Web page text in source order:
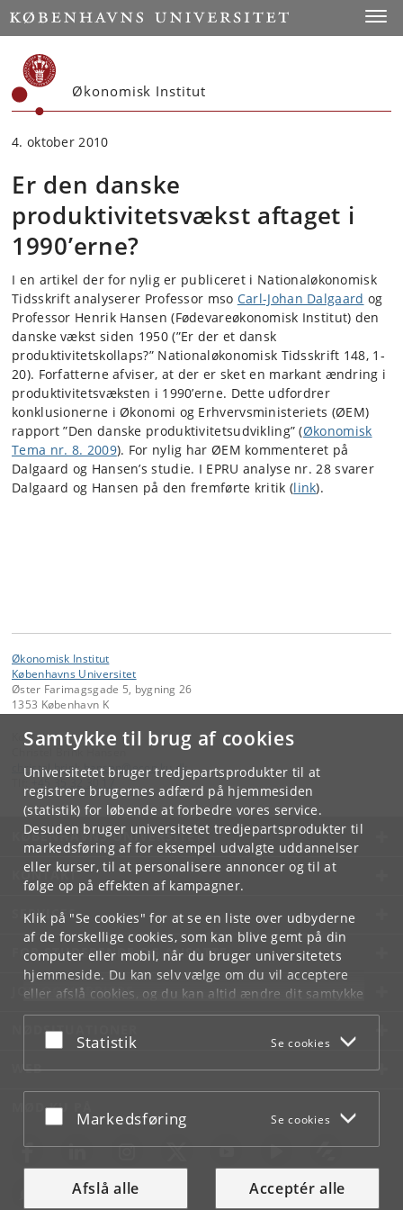
Samtykke til brug af cookies
Universitetet bruger tredjepartsprodukter til at
registrere brugernes adfærd på hjemmesiden
(statistik) for løbende at forbedre vores service.
Desuden bruger universitetet tredjepartsprodukter til
markedsføring af for eksempel udvalgte uddannelser
eller kurser, til at personalisere annoncer og til at
følge op på effekten af kampagner.
Klik på "Se cookies" for at se en liste over udbyderne
af de forskellige cookies, som kan blive gemt på din
computer eller mobil, når du bruger universitetets
hjemmeside. Du kan selv vælge om du vil acceptere
eller afslå cookies, og du kan altid ændre dit samtykke
underCookie- og privatlivspolitiksom du finder i
bunden af hver side.
Acceptér eller afslå
Statistik Se cookies
Acceptér eller afslå
Markedsføring Se cookies
Afslå alle Acceptér alle
Start
Økonomisk Institut
4. oktober 2010
Er den danske
produktivitetsvækst aftaget i
1990’erne?
I en artikel der for nylig er publiceret i Nationaløkonomisk
Tidsskrift analyserer Professor mso Carl-Johan Dalgaard og
Professor Henrik Hansen (Fødevareøkonomisk Institut) den
danske vækst siden 1950 (”Er der et dansk
produktivitetskollaps?” Nationaløkonomisk Tidsskrift 148, 1‐
20). Forfatterne afviser, at der er sket en markant ændring i
produktivitetsvæksten i 1990’erne. Dette udfordrer
konklusionerne i Økonomi og Erhvervsministeriets (ØEM)
rapport ”Den danske produktivitetsudvikling” (Økonomisk
Tema nr. 8. 2009). For nylig har ØEM kommenteret på
Dalgaard og Hansen’s studie. I EPRU analyse nr. 28 svarer
Dalgaard og Hansen på den fremførte kritik (link).
Økonomisk Institut
Københavns Universitet
Øster Farimagsgade 5, bygning 26
1353 København K
Kontakt:
Christel Brink Hansen
christel.brink.hansen@econ.ku .dk
KØBENHAVNS UNIVERSITET
KONTAKT
SERVICES
FOR STUDERENDE OG ANSATTE
JOB OG KARRIERE
NØDSITUATIONER
WEB
MØD KU PÅ